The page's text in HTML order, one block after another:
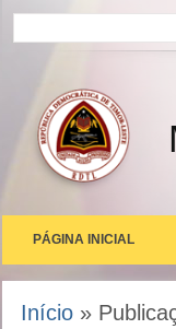
Formulário de
PÁGINA INICIAL
Você está aqui
Início »